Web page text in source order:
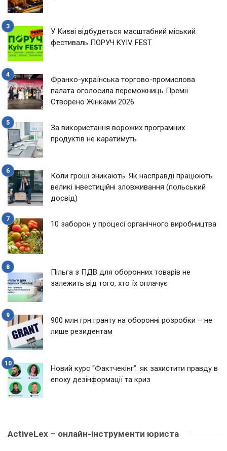
У Києві відбудеться масштабний міський
фестиваль ПОРУЧ KYIV FEST
Франко-українська торгово-промислова
палата оголосила переможниць Премії
Створено Жінками 2026
За використання ворожих програмних
продуктів не каратимуть
Коли гроші зникають. Як насправді працюють
великі інвестиційні зловживання (польський
досвід)
10 заборон у процесі органічного виробництва
Пільга з ПДВ для оборонних товарів не
залежить від того, хто їх оплачує
900 млн грн гранту на оборонні розробки – не
лише резидентам
Новий курс “Фактчекінг”: як захистити правду в
епоху дезінформації та криз
ActiveLex – онлайн-інструменти юриста